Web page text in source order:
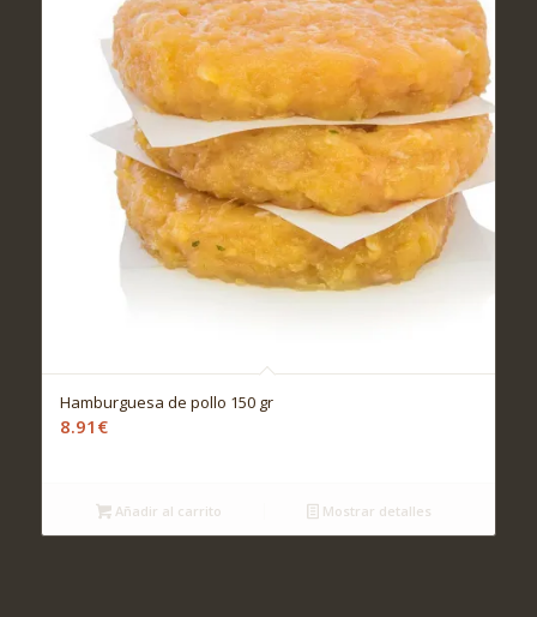
Hamburguesa de pollo 150 gr
8.91 €
Añadir al carrito Mostrar detalles